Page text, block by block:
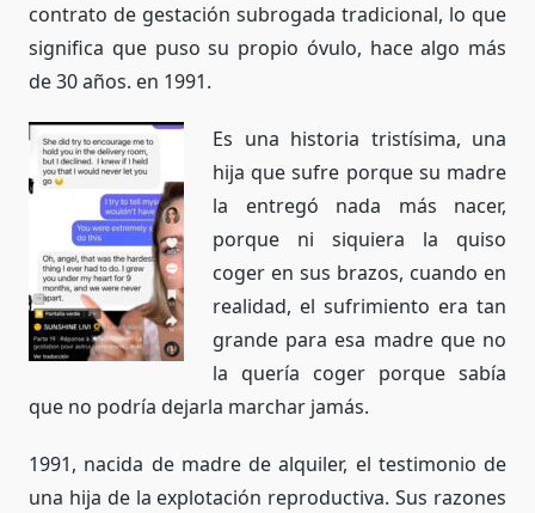
contrato de gestación subrogada tradicional, lo que
significa que puso su propio óvulo, hace algo más
de 30 años. en 1991.
Es una historia tristísima, una
hija que sufre porque su madre
la entregó nada más nacer,
porque ni siquiera la quiso
coger en sus brazos, cuando en
realidad, el sufrimiento era tan
grande para esa madre que no
la quería coger porque sabía
que no podría dejarla marchar jamás.
1991, nacida de madre de alquiler, el testimonio de
una hija de la explotación reproductiva. Sus razones